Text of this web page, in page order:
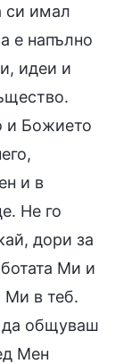
си имал
е напълно
идеи и
и Божието
и в
Не го
дори за
Ми и
Ми в теб.
да общуваш
Мен